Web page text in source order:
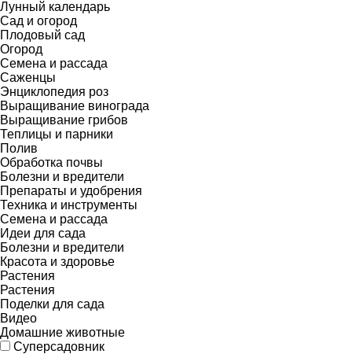
Лунный календарь
Сад и огород
Плодовый сад
Огород
Семена и рассада
Саженцы
Энциклопедия роз
Выращивание винограда
Выращивание грибов
Теплицы и парники
Полив
Обработка почвы
Болезни и вредители
Препараты и удобрения
Техника и инструменты
Семена и рассада
Идеи для сада
Болезни и вредители
Красота и здоровье
Растения
Растения
Поделки для сада
Видео
Домашние животные
Суперсадовник